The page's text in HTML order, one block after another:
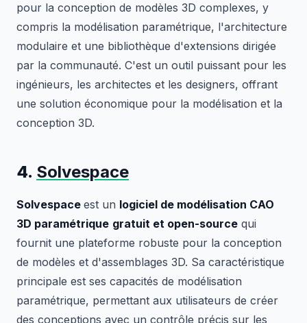
pour la conception de modèles 3D complexes, y
compris la modélisation paramétrique, l'architecture
modulaire et une bibliothèque d'extensions dirigée
par la communauté. C'est un outil puissant pour les
ingénieurs, les architectes et les designers, offrant
une solution économique pour la modélisation et la
conception 3D.
4. Solvespace
Solvespace est un logiciel de modélisation CAO
3D paramétrique gratuit et open-source qui
fournit une plateforme robuste pour la conception
de modèles et d'assemblages 3D. Sa caractéristique
principale est ses capacités de modélisation
paramétrique, permettant aux utilisateurs de créer
des conceptions avec un contrôle précis sur les